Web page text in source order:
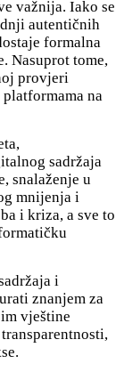
važnija. Iako se
autentičnih
formalna
Nasuprot tome,
provjeri
na
sadržaja
snalaženje u
mnijenja i
i kriza, a sve to
i
znanjem za
vještine